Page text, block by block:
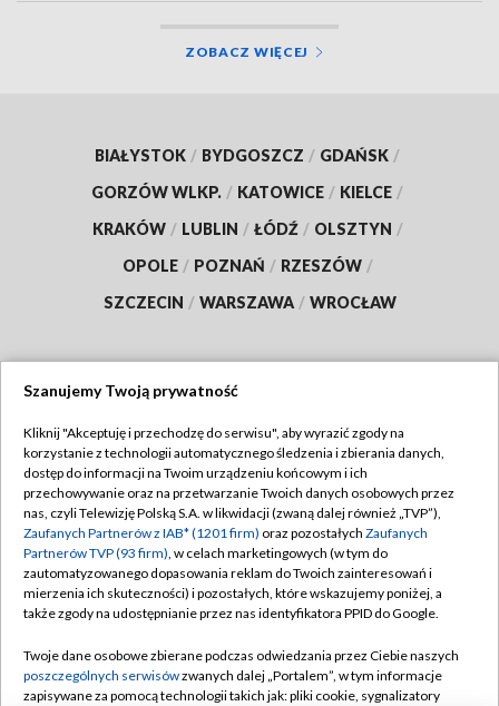
ZOBACZ WIĘCEJ
BIAŁYSTOK / BYDGOSZCZ / GDAŃSK /
GORZÓW WLKP. / KATOWICE / KIELCE /
KRAKÓW / LUBLIN / ŁÓDŹ / OLSZTYN /
OPOLE / POZNAŃ / RZESZÓW /
SZCZECIN / WARSZAWA / WROCŁAW
TVP
Abonament TVP
Emisja w TVP
Centrum informacji TVP
Naziemna Telewizja Cyfrowa
Rada Programowa
Regulamin TVP
Polityka prywatności
Moje zgody
Pomoc
Kontakt
Szanujemy Twoją prywatność
Kliknij "Akceptuję i przechodzę do serwisu", aby wyrazić zgody na
korzystanie z technologii automatycznego śledzenia i zbierania danych,
dostęp do informacji na Twoim urządzeniu końcowym i ich
przechowywanie oraz na przetwarzanie Twoich danych osobowych przez
nas, czyli Telewizję Polską S.A. w likwidacji (zwaną dalej również „TVP”),
Zaufanych Partnerów z IAB* (1201 firm) oraz pozostałych Zaufanych
Partnerów TVP (93 firm), w celach marketingowych (w tym do
zautomatyzowanego dopasowania reklam do Twoich zainteresowań i
mierzenia ich skuteczności) i pozostałych, które wskazujemy poniżej, a
także zgody na udostępnianie przez nas identyfikatora PPID do Google.
Twoje dane osobowe zbierane podczas odwiedzania przez Ciebie naszych
poszczególnych serwisówzwanych dalej „Portalem”, w tym informacje
zapisywane za pomocą technologii takich jak: pliki cookie, sygnalizatory